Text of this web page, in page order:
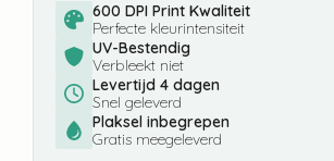
600 DPI Print Kwaliteit
Perfecte kleurintensiteit
UV-Bestendig
Verbleekt niet
Levertijd 4 dagen
Snel geleverd
Plaksel inbegrepen
Gratis meegeleverd